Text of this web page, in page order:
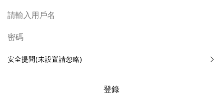
安全提問(未設置請忽略)
登錄